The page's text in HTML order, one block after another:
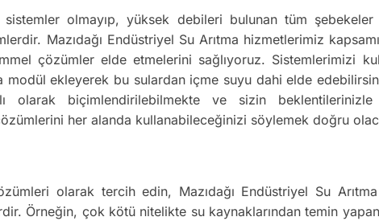
sistemler olmayıp, yüksek debileri bulunan tüm
Mazıdağı Endüstriyel Su Arıtma hizmetlerimiz
çözümler elde etmelerini sağlıyoruz. Sistemlerimizi
ekleyerek bu sulardan içme suyu dahi elde
olarak biçimlendirilebilmekte ve sizin
her alanda kullanabileceğinizi söylemek doğru
olarak tercih edin, Mazıdağı Endüstriyel Su
Örneğin, çok kötü nitelikte su kaynaklarından temin